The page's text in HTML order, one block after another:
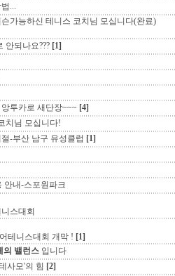
...
가능하신 테니스 코치님 모십니다(완료)
안되나요??? [1]
투카로 새단장~~~ [4]
치님 모십니다!
-부산 남구 유성클럽 [1]
안내-스포원파크
스대회
테니스대회 개막 ! [1]
의 밸런스 입니다
사모'의 힘 [2]